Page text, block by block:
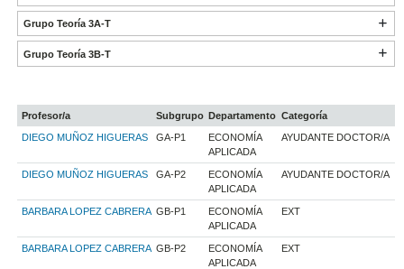
Grupo Teoría 3A-T
Grupo Teoría 3B-T
Profesor/a Subgrupo Departamento Categoría
DIEGO MUÑOZ HIGUERAS
GA-P1
ECONOMÍA
APLICADA
AYUDANTE DOCTOR/A
DIEGO MUÑOZ HIGUERAS GA-P2
ECONOMÍA
APLICADA
AYUDANTE DOCTOR/A
BARBARA LOPEZ CABRERA GB-P1
ECONOMÍA
APLICADA
EXT
BARBARA LOPEZ CABRERA GB-P2
ECONOMÍA
APLICADA
EXT